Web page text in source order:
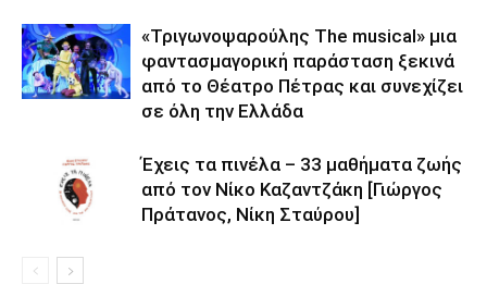
«Τριγωνοψαρούλης The musical» μια
φαντασμαγορική παράσταση ξεκινά
από το Θέατρο Πέτρας και συνεχίζει
σε όλη την Ελλάδα
Έχεις τα πινέλα – 33 μαθήματα ζωής
από τον Νίκο Καζαντζάκη [Γιώργος
Πράτανος, Νίκη Σταύρου]